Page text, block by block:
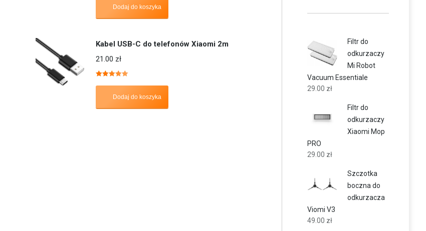
Dodaj do koszyka
Kabel USB-C do telefonów Xiaomi 2m
21.00 zł
Dodaj do koszyka
Filtr do
odkurzaczy
Mi Robot
Vacuum Essentiale
29.00 zł
Filtr do
odkurzaczy
Xiaomi Mop
PRO
29.00 zł
Szczotka
boczna do
odkurzacza
Viomi V3
49.00 zł